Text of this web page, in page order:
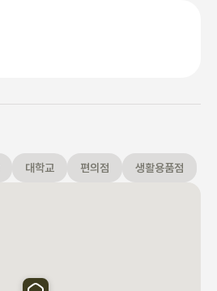
대학교 편의점 생활용품점